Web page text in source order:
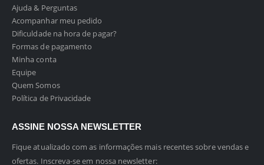
Ajuda & Perguntas
Acompanhar meu pedido
Dificuldade na hora de pagar?
Formas de pagamento
Minha conta
Equipe
Quem Somos
Política de Privacidade
ASSINE NOSSA NEWSLETTER
Fique atualizado com as informações mais recentes sobre vendas e
ofertas. Inscreva-se em nossa newsletter: